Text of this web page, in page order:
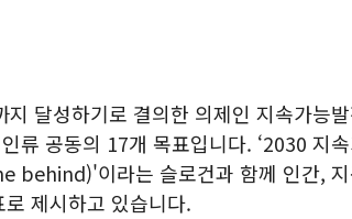
지 달성하기로 결의한 의제인 지속가
류 공동의 17개 목표입니다. ‘2030 지
behind)'이라는 슬로건과 함께 인간,
제시하고 있습니다.